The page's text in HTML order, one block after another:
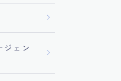
ェン